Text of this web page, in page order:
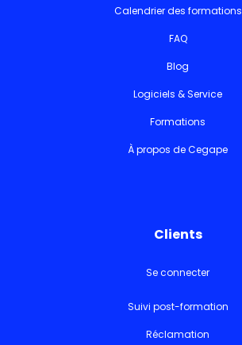
Calendrier des formations
FAQ
Blog
Logiciels & Service
Formations
À propos de Cegape
Clients
Se connecter
Suivi post-formation
Réclamation